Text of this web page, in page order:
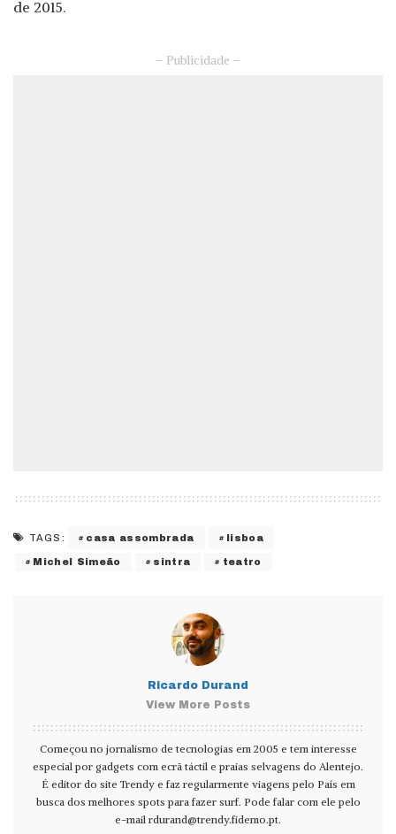
de 2015.
– Publicidade –
TAGS: casa assombrada lisboa
Michel Simeão sintra teatro
Ricardo Durand
View More Posts
Começou no jornalismo de tecnologias em 2005 e tem interesse
especial por gadgets com ecrã táctil e praias selvagens do Alentejo.
É editor do site Trendy e faz regularmente viagens pelo País em
busca dos melhores spots para fazer surf. Pode falar com ele pelo
e-mail rdurand@trendy.fidemo.pt.